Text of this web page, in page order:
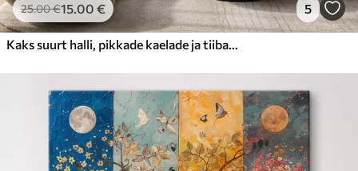
25.00€15.00 € 5
Kaks suurt halli, pikkade kaelade ja tiibadega kraanat, mis seisavad puudest ümbritsetud udujärves